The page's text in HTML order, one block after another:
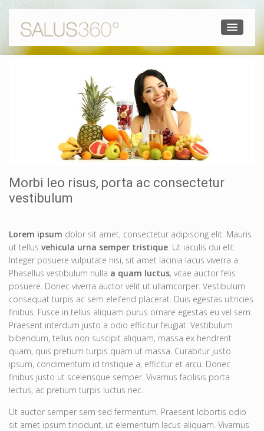
Morbi leo risus, porta ac consectetur
vestibulum
Lorem ipsum dolor sit amet, consectetur adipiscing elit. Mauris
ut tellus vehicula urna semper tristique . Ut iaculis dui elit.
Integer posuere vulputate nisi, sit amet lacinia lacus viverra a.
Phasellus vestibulum nulla a quam luctus, vitae auctor felis
posuere. Donec viverra auctor velit ut ullamcorper. Vestibulum
consequat turpis ac sem eleifend placerat. Duis egestas ultricies
finibus. Fusce in tellus aliquam purus ornare egestas eu vel sem.
Praesent interdum justo a odio efficitur feugiat. Vestibulum
bibendum, tellus non suscipit aliquam, massa ex hendrerit
quam, quis pretium turpis quam ut massa. Curabitur justo
ipsum, condimentum id tristique a, efficitur et arcu. Donec
finibus justo ut scelerisque semper. Vivamus facilisis porta
lectus, ac pretium turpis luctus nec.
Ut auctor semper sem sed fermentum. Praesent lobortis odio
sit amet ipsum tincidunt, ut elementum lacus aliquam. Vivamus